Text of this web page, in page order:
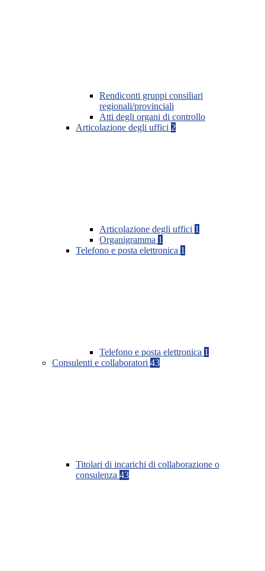
Rendiconti gruppi consiliari
regionali/provinciali
Atti degli organi di controllo
Articolazione degli uffici 2
Articolazione degli uffici 1
Organigramma 1
Telefono e posta elettronica 1
Telefono e posta elettronica 1
Consulenti e collaboratori 43
Titolari di incarichi di collaborazione o
consulenza 43